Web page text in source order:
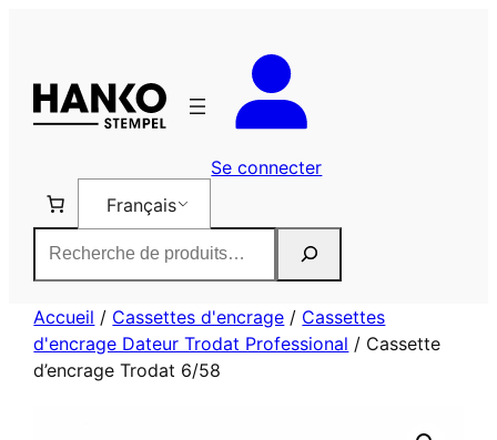
Se connecter
Français
Accueil / Cassettes d'encrage / Cassettes
d'encrage Dateur Trodat Professional / Cassette
d’encrage Trodat 6/58